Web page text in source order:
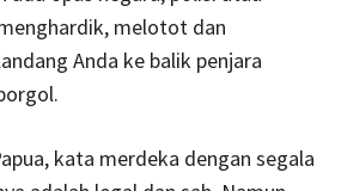
melotot dan
Anda ke balik penjara
kata merdeka dengan segala